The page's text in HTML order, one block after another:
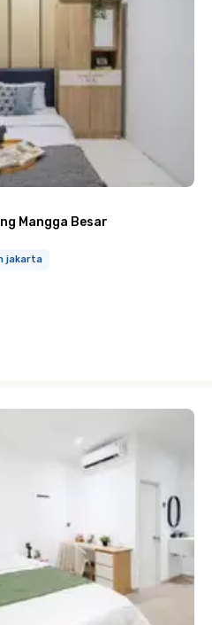
Mangga Besar
jakarta